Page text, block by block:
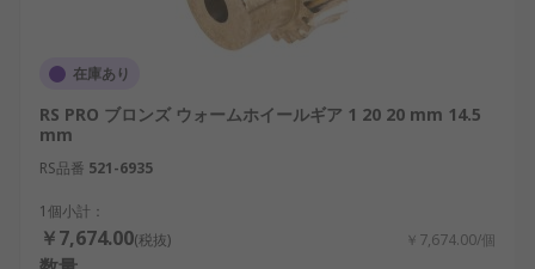
在庫あり
RS PRO ブロンズ ウォームホイールギア 1 20 20 mm 14.5
mm
RS品番 521-6935
1個小計：
￥7,674.00(税抜) ￥7,674.00/個